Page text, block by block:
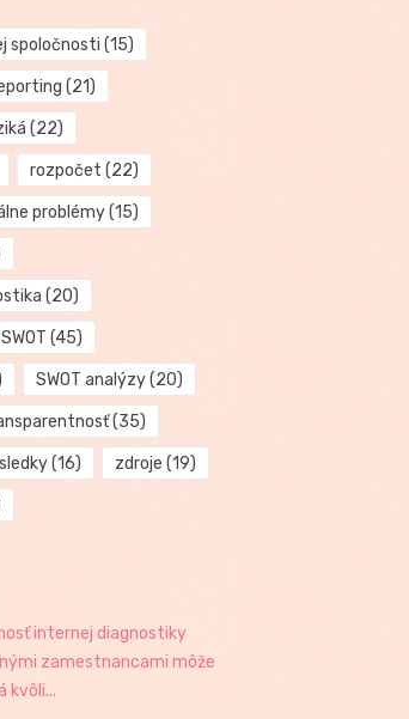
spoločnosti (15)
(21)
(22)
rozpočet (22)
problémy(15)
(20)
SWOT (45)
SWOT analýzy(20)
(35)
(16) zdroje (19)
internej diagnostiky
zamestnancami môže
kvôli...